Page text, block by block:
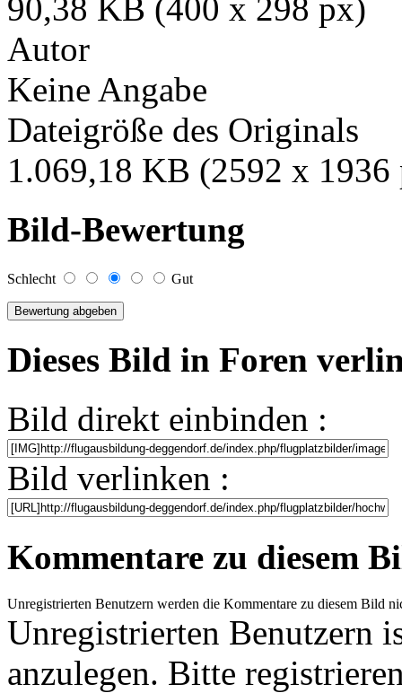
90,38 KB (400 x 298 px)
Autor
Keine Angabe
Dateigröße des Originals
1.069,18 KB (2592 x 1936
Bild-Bewertung
Schlecht Gut
Dieses Bild in Foren
Bild direkt einbinden :
Bild verlinken :
Kommentare zu diesem
Unregistrierten Benutzern werden die Kommentare zu diesem Bild
Unregistrierten Benutzern
anzulegen. Bitte